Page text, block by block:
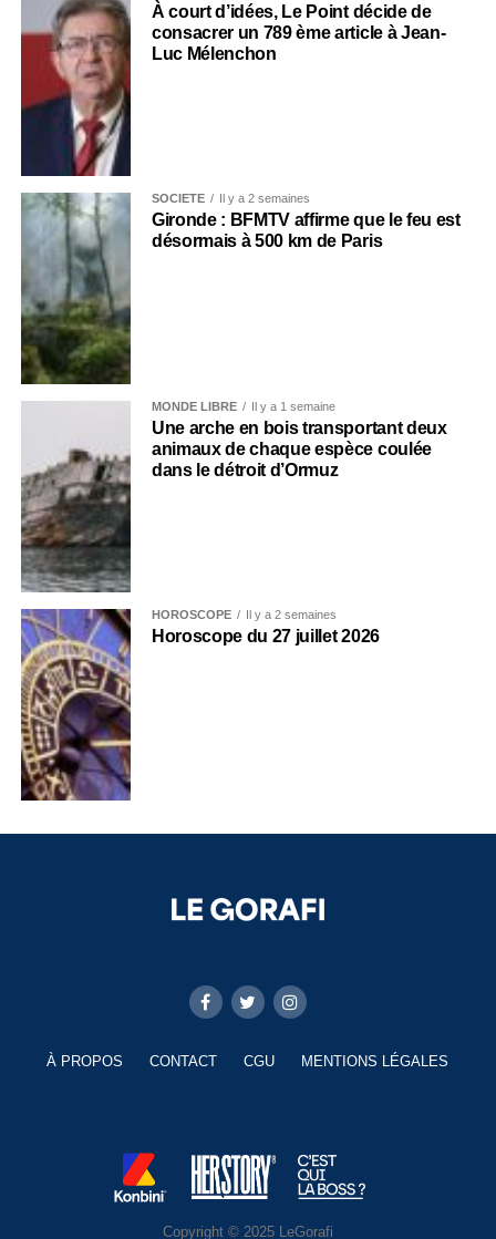
À court d’idées, Le Point décide de
consacrer un 789 ème article à Jean-
Luc Mélenchon
SOCIÉTÉ Il y a 2 semaines
Gironde : BFMTV affirme que le feu est
désormais à 500 km de Paris
MONDE LIBRE Il y a 1 semaine
Une arche en bois transportant deux
animaux de chaque espèce coulée
dans le détroit d’Ormuz
HOROSCOPE Il y a 2 semaines
Horoscope du 27 juillet 2026
À PROPOS CONTACT CGU MENTIONS LÉGALES
Copyright © 2025 LeGorafi